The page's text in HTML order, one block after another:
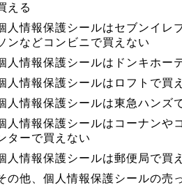
える
人情報保護シールはセブンイレ
ンなどコンビニで買えない
人情報保護シールはドンキホー
人情報保護シールはロフトで買
人情報保護シールは東急ハンズ
人情報保護シールはコーナンや
ターで買えない
人情報保護シールは郵便局で買
の他、個人情報保護シールの売